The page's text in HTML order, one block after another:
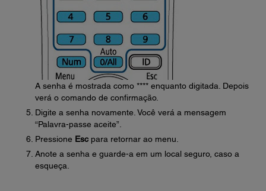
A senha é mostrada como **** enquanto digitada. Depois
verá o comando de confirmação.
Digite a senha novamente. Você verá a mensagem
“Palavra-passe aceite”.
Pressione Esc para retornar ao menu.
Anote a senha e guarde-a em um local seguro, caso a
esqueça.